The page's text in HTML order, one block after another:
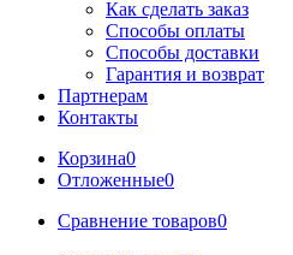
Как сделать заказ
Способы оплаты
Способы доставки
Гарантия и возврат
Партнерам
Контакты
Корзина0
Отложенные0
Сравнение товаров0